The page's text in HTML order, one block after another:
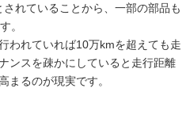
れていることから、一部の部品も
。
われていれば10万kmを超えても走
ンスを疎かにしていると走行距離
まるのが現実です。